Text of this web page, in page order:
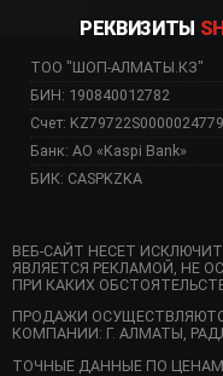
РЕКВИЗИТЫ
ТОО "ШОП-АЛМАТЫ.КЗ"
БИН: 190840012782
Счет:
Банк: АО «Kaspi Bank»
БИК: CASPKZKA
ВЕБ-САЙТ НЕСЕТ
ЯВЛЯЕТСЯ РЕКЛАМОЙ, НЕ
ПРИ КАКИХ
ПРОДАЖИ
КОМПАНИИ: Г. АЛМАТЫ,
ТОЧНЫЕ ДАННЫЕ ПО